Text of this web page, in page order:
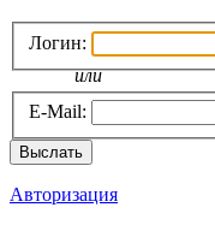
Логин:
или
E-Mail:
Выслать
Авторизация